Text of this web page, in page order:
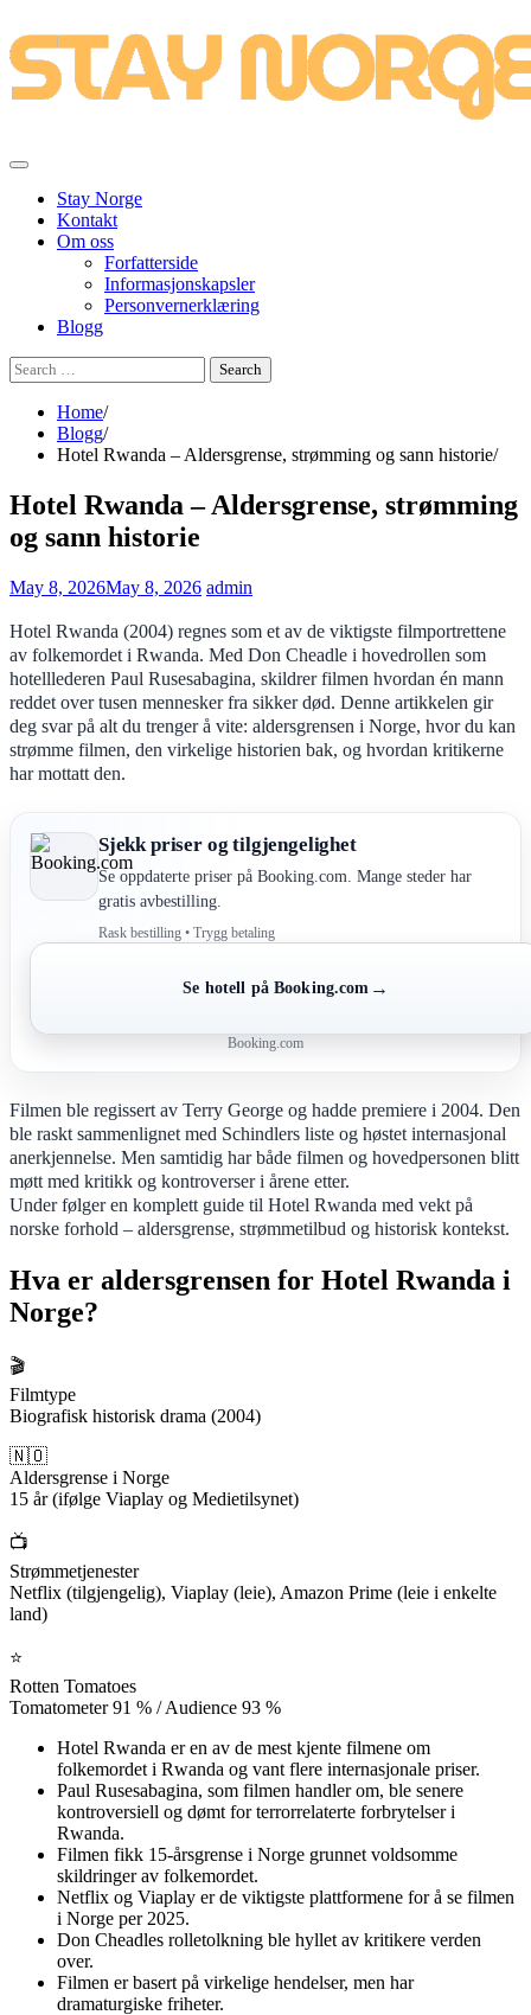
to
content
Stay Norge
Kontakt
Om oss
Forfatterside
Informasjonskapsler
Personvernerklæring
Blogg
Search
for:
Home
Blogg
Hotel Rwanda – Aldersgrense, strømming og sann historie
Hotel Rwanda – Aldersgrense, strømming
og sann historie
May 8, 2026May 8, 2026 admin
Hotel Rwanda (2004) regnes som et av de viktigste filmportrettene
av folkemordet i Rwanda. Med Don Cheadle i hovedrollen som
hotelllederen Paul Rusesabagina, skildrer filmen hvordan én mann
reddet over tusen mennesker fra sikker død. Denne artikkelen gir
deg svar på alt du trenger å vite: aldersgrensen i Norge, hvor du kan
strømme filmen, den virkelige historien bak, og hvordan kritikerne
har mottatt den.
Sjekk priser og tilgjengelighet
Se oppdaterte priser på Booking.com. Mange steder har
gratis avbestilling.
Rask bestilling • Trygg betaling
Se hotell på Booking.com →
Booking.com
Filmen ble regissert av Terry George og hadde premiere i 2004. Den
ble raskt sammenlignet med Schindlers liste og høstet internasjonal
anerkjennelse. Men samtidig har både filmen og hovedpersonen blitt
møtt med kritikk og kontroverser i årene etter.
Under følger en komplett guide til Hotel Rwanda med vekt på
norske forhold – aldersgrense, strømmetilbud og historisk kontekst.
Hva er aldersgrensen for Hotel Rwanda i
Norge?
🎬
Filmtype
Biografisk historisk drama (2004)
🇳🇴
Aldersgrense i Norge
15 år (ifølge Viaplay og Medietilsynet)
📺
Strømmetjenester
Netflix (tilgjengelig), Viaplay (leie), Amazon Prime (leie i enkelte
land)
⭐
Rotten Tomatoes
Tomatometer 91 % / Audience 93 %
Hotel Rwanda er en av de mest kjente filmene om
folkemordet i Rwanda og vant flere internasjonale priser.
Paul Rusesabagina, som filmen handler om, ble senere
kontroversiell og dømt for terrorrelaterte forbrytelser i
Rwanda.
Filmen fikk 15-årsgrense i Norge grunnet voldsomme
skildringer av folkemordet.
Netflix og Viaplay er de viktigste plattformene for å se filmen
i Norge per 2025.
Don Cheadles rolletolkning ble hyllet av kritikere verden
over.
Filmen er basert på virkelige hendelser, men har
dramaturgiske friheter.